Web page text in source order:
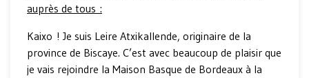
auprès de tous :
Kaixo ! Je suis Leire Atxikallende, originaire de la
province de Biscaye. C’est avec beaucoup de plaisir que
je vais rejoindre la Maison Basque de Bordeaux à la